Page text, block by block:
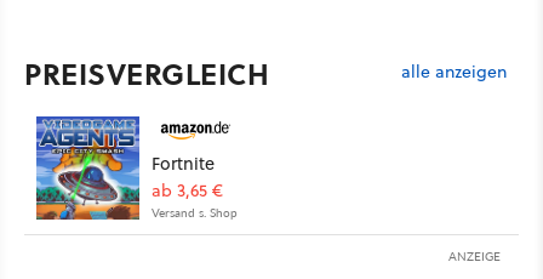
PREISVERGLEICH alle anzeigen
Fortnite
ab 3,65 €
Versand s. Shop
ANZEIGE